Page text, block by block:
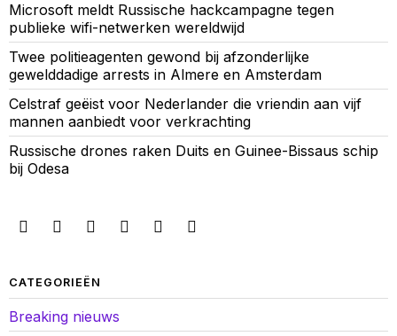
Microsoft meldt Russische hackcampagne tegen
publieke wifi-netwerken wereldwijd
Twee politieagenten gewond bij afzonderlijke
gewelddadige arrests in Almere en Amsterdam
Celstraf geëist voor Nederlander die vriendin aan vijf
mannen aanbiedt voor verkrachting
Russische drones raken Duits en Guinee-Bissaus schip
bij Odesa
CATEGORIEËN
Breaking nieuws